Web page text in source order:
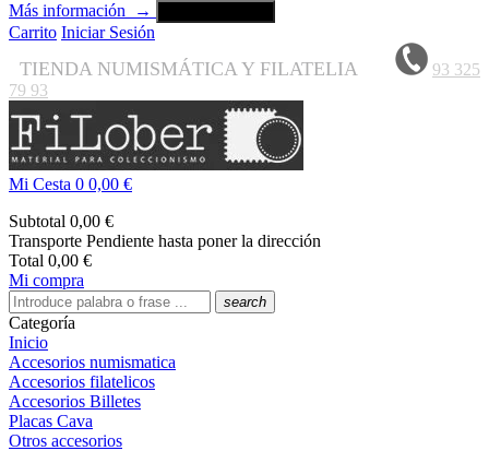
Más información
→
Carrito Iniciar Sesión
TIENDA NUMISMÁTICA Y FILATELIA
93 325
79 93
Mi Cesta 0 0,00 €
Subtotal 0,00 €
Transporte Pendiente hasta poner la dirección
Total 0,00 €
Mi compra
search
Categoría
Inicio
Accesorios numismatica
Accesorios filatelicos
Accesorios Billetes
Placas Cava
Otros accesorios